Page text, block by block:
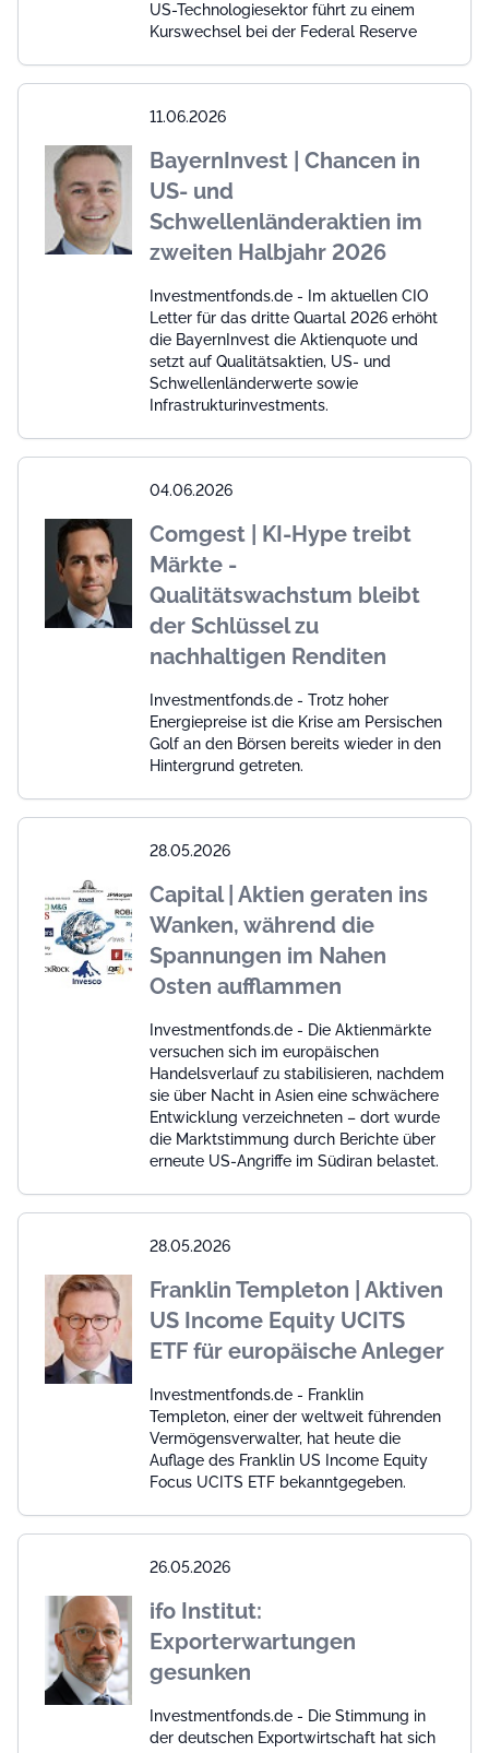
US-Technologiesektor führt zu einem
Kurswechsel bei der Federal Reserve
11.06.2026
BayernInvest | Chancen in
US- und
Schwellenländeraktien im
zweiten Halbjahr 2026
Investmentfonds.de - Im aktuellen CIO
Letter für das dritte Quartal 2026 erhöht
die BayernInvest die Aktienquote und
setzt auf Qualitätsaktien, US- und
Schwellenländerwerte sowie
Infrastrukturinvestments.
04.06.2026
Comgest | KI-Hype treibt
Märkte -
Qualitätswachstum bleibt
der Schlüssel zu
nachhaltigen Renditen
Investmentfonds.de - Trotz hoher
Energiepreise ist die Krise am Persischen
Golf an den Börsen bereits wieder in den
Hintergrund getreten.
28.05.2026
Capital | Aktien geraten ins
Wanken, während die
Spannungen im Nahen
Osten aufflammen
Investmentfonds.de - Die Aktienmärkte
versuchen sich im europäischen
Handelsverlauf zu stabilisieren, nachdem
sie über Nacht in Asien eine schwächere
Entwicklung verzeichneten – dort wurde
die Marktstimmung durch Berichte über
erneute US-Angriffe im Südiran belastet.
28.05.2026
Franklin Templeton | Aktiven
US Income Equity UCITS
ETF für europäische Anleger
Investmentfonds.de - Franklin
Templeton, einer der weltweit führenden
Vermögensverwalter, hat heute die
Auflage des Franklin US Income Equity
Focus UCITS ETF bekanntgegeben.
26.05.2026
ifo Institut:
Exporterwartungen
gesunken
Investmentfonds.de - Die Stimmung in
der deutschen Exportwirtschaft hat sich